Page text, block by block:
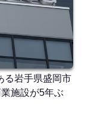
る岩手県盛岡市
施設が5年ぶ